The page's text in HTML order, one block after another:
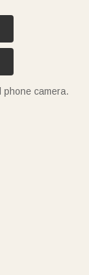
phone camera.